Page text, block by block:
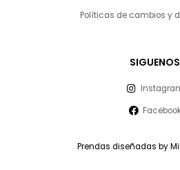
Políticas de cambios y
SIGUENOS
Prendas diseñadas by